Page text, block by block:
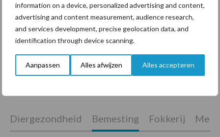
information on a device, personalized advertising and content,
advertising and content measurement, audience research,
and services development, precise geolocation data, and
identification through device scanning.
Aanpassen Alles afwijzen Alles accepteren
Machines en werktuigen
gewild doelwit criminelen
Diergezondheid Bemesting Fokkerij